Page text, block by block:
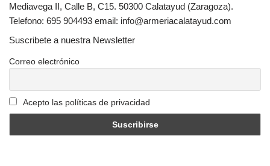
Mediavega II, Calle B, C15. 50300 Calatayud (Zaragoza).
Telefono: 695 904493 email: info@armeriacalatayud.com
Suscribete a nuestra Newsletter
Correo electrónico
Acepto las políticas de privacidad